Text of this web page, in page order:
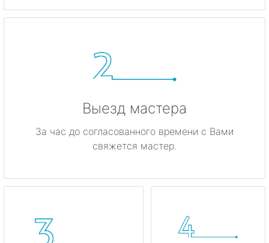
Выезд мастера
За час до согласованного времени с Вами
свяжется мастер.